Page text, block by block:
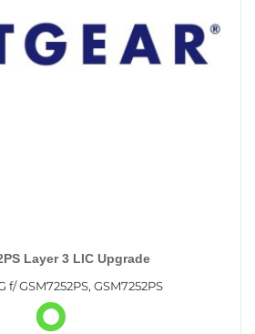
Layer 3 LIC Upgrade
f/ GSM7252PS, GSM7252PS